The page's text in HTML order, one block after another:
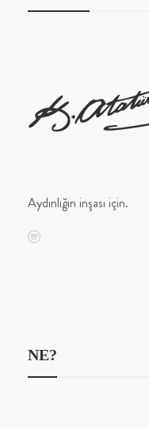
Aydınlığın inşası için.
NE?